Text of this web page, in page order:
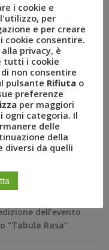
è a quota 95
dell’evento
Rasa”
i cookie e
per
e per creare
cookie consentire.
privacy, è
tutti i cookie
di non consentire
pulsante Rifiuta o
preferenze
per maggiori
ogni categoria. Il
delle
della
diversi da quelli